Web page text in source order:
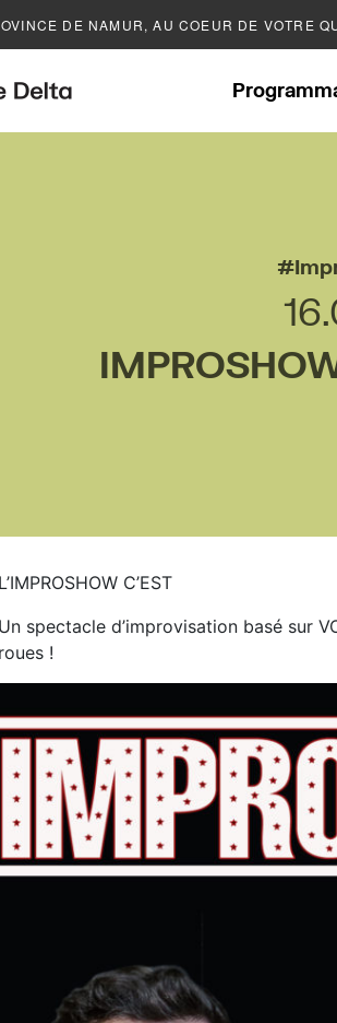
DE NAMUR, AU COEUR DE VOTRE
L’IMPROSHOW C’EST
Un spectacle d’improvisation basé sur
roues !